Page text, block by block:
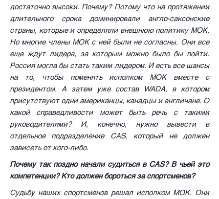
достаточно высоки. Почему? Потому что на протяжении
длительного срока доминировали англо-саксонские
страны, которые и определяли внешнюю политику МОК.
Но многие члены МОК с ней были не согласны. Они все
еще ждут лидера, за которым можно было бы пойти.
Россия могла бы стать таким лидером. И есть все шансы
на то, чтобы поменять исполком МОК вместе с
президентом. А затем уже состав WADA, в котором
присутствуют одни американцы, канадцы и англичане. О
какой справедливости может быть речь с такими
руководителями? И, конечно, нужно вывести в
отдельное подразделение CAS, который не должен
зависеть от кого-либо.
Почему так поздно начали судиться в CAS? В чьей это
компетенции? Кто должен бороться за спортсменов?
Судьбу наших спортсменов решал исполком МОК. Они